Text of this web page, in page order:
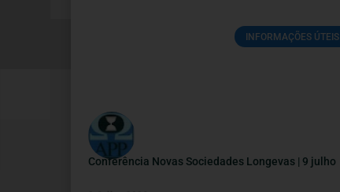
INFORMAÇÕES ÚTEIS
Conferência Novas Sociedades Longevas | 9 julho